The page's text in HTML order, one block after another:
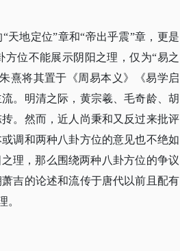
天地定位”章和“帝出乎震”章，更是
位不能展示阴阳之理，仅为“易之
熹将其置于《周易本义》《易学启
。明清之际，黄宗羲、毛奇龄、胡
。然而，近人尚秉和又反过来批评
调和两种八卦方位的意见也不绝如
理，那么围绕两种八卦方位的争议
吉的论述和流传于唐代以前且配有
。